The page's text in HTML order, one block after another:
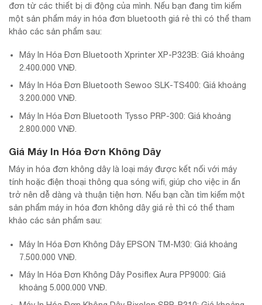
đơn từ các thiết bị di động của mình. Nếu bạn đang tìm kiếm
một sản phẩm máy in hóa đơn bluetooth giá rẻ thì có thể tham
khảo các sản phẩm sau:
Máy In Hóa Đơn Bluetooth Xprinter XP-P323B: Giá khoảng
2.400.000 VNĐ.
Máy In Hóa Đơn Bluetooth Sewoo SLK-TS400: Giá khoảng
3.200.000 VNĐ.
Máy In Hóa Đơn Bluetooth Tysso PRP-300: Giá khoảng
2.800.000 VNĐ.
Giá Máy In Hóa Đơn Không Dây
Máy in hóa đơn không dây là loại máy được kết nối với máy
tính hoặc điện thoại thông qua sóng wifi, giúp cho việc in ấn
trở nên dễ dàng và thuận tiện hơn. Nếu bạn cần tìm kiếm một
sản phẩm máy in hóa đơn không dây giá rẻ thì có thể tham
khảo các sản phẩm sau:
Máy In Hóa Đơn Không Dây EPSON TM-M30: Giá khoảng
7.500.000 VNĐ.
Máy In Hóa Đơn Không Dây Posiflex Aura PP9000: Giá
khoảng 5.000.000 VNĐ.